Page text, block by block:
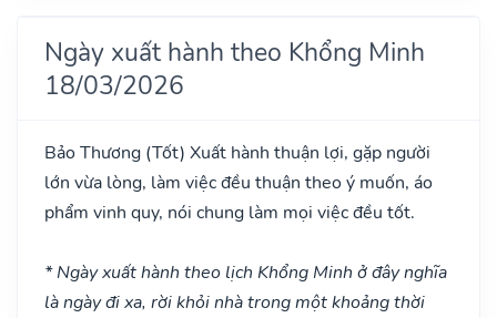
Ngày xuất hành theo Khổng Minh
18/03/2026
Bảo Thương (Tốt) Xuất hành thuận lợi, gặp người
lớn vừa lòng, làm việc đều thuận theo ý muốn, áo
phẩm vinh quy, nói chung làm mọi việc đều tốt.
* Ngày xuất hành theo lịch Khổng Minh ở đây nghĩa
là ngày đi xa, rời khỏi nhà trong một khoảng thời